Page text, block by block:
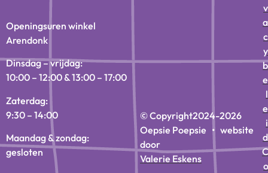
Openingsuren winkel
Arendonk
Dinsdag – vrijdag:
10:00 – 12:00 & 13:00 – 17:00
Zaterdag:
9:30 – 14:00
Maandag & zondag:
gesloten
© Copyright2024-2026
Oepsie Poepsie • website
door
Valerie Eskens
v
a
c
y
b
e
l
e
i
d
C
o